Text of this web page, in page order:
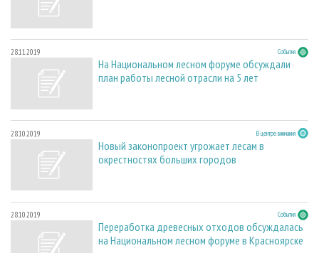
28.11.2019 События
На Национальном лесном форуме обсуждали
план работы лесной отрасли на 5 лет
28.10.2019 В центре внимания
Новый законопроект угрожает лесам в
окрестностях больших городов
28.10.2019 События
Переработка древесных отходов обсуждалась
на Национальном лесном форуме в Красноярске